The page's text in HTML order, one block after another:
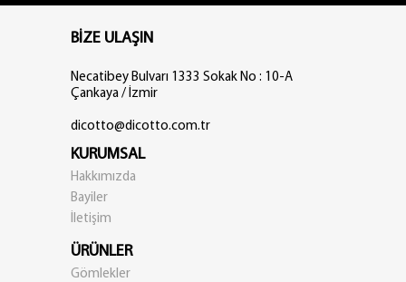
BİZE ULAŞIN
Necatibey Bulvarı 1333 Sokak No : 10-A
Çankaya / İzmir
dicotto@dicotto.com.tr
KURUMSAL
Hakkımızda
Bayiler
İletişim
ÜRÜNLER
Gömlekler